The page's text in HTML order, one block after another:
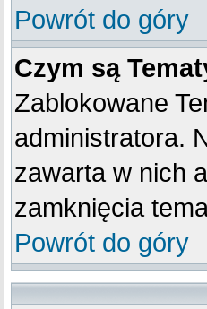
Powrót do góry
Czym są
Zablokowane
administratora.
zawarta w nich
zamknięcia
Powrót do góry